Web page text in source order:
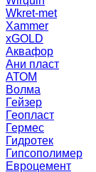
Wkret-met
Xammer
xGOLD
Аквафор
Ани пласт
АТОМ
Волма
Гейзер
Геопласт
Гермес
Гидротек
Гипсополимер
Евроцемент